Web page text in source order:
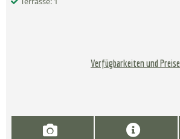
Verfügbarkeiten und Preise